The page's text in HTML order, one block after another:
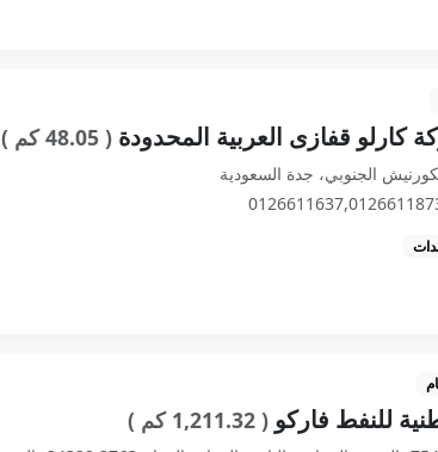
كارلو قفازى العربية المحدودة ( 48.05 كم )
الجنوبي، جدة السعودية
للنفط فاركو ( 1,211.32 كم )